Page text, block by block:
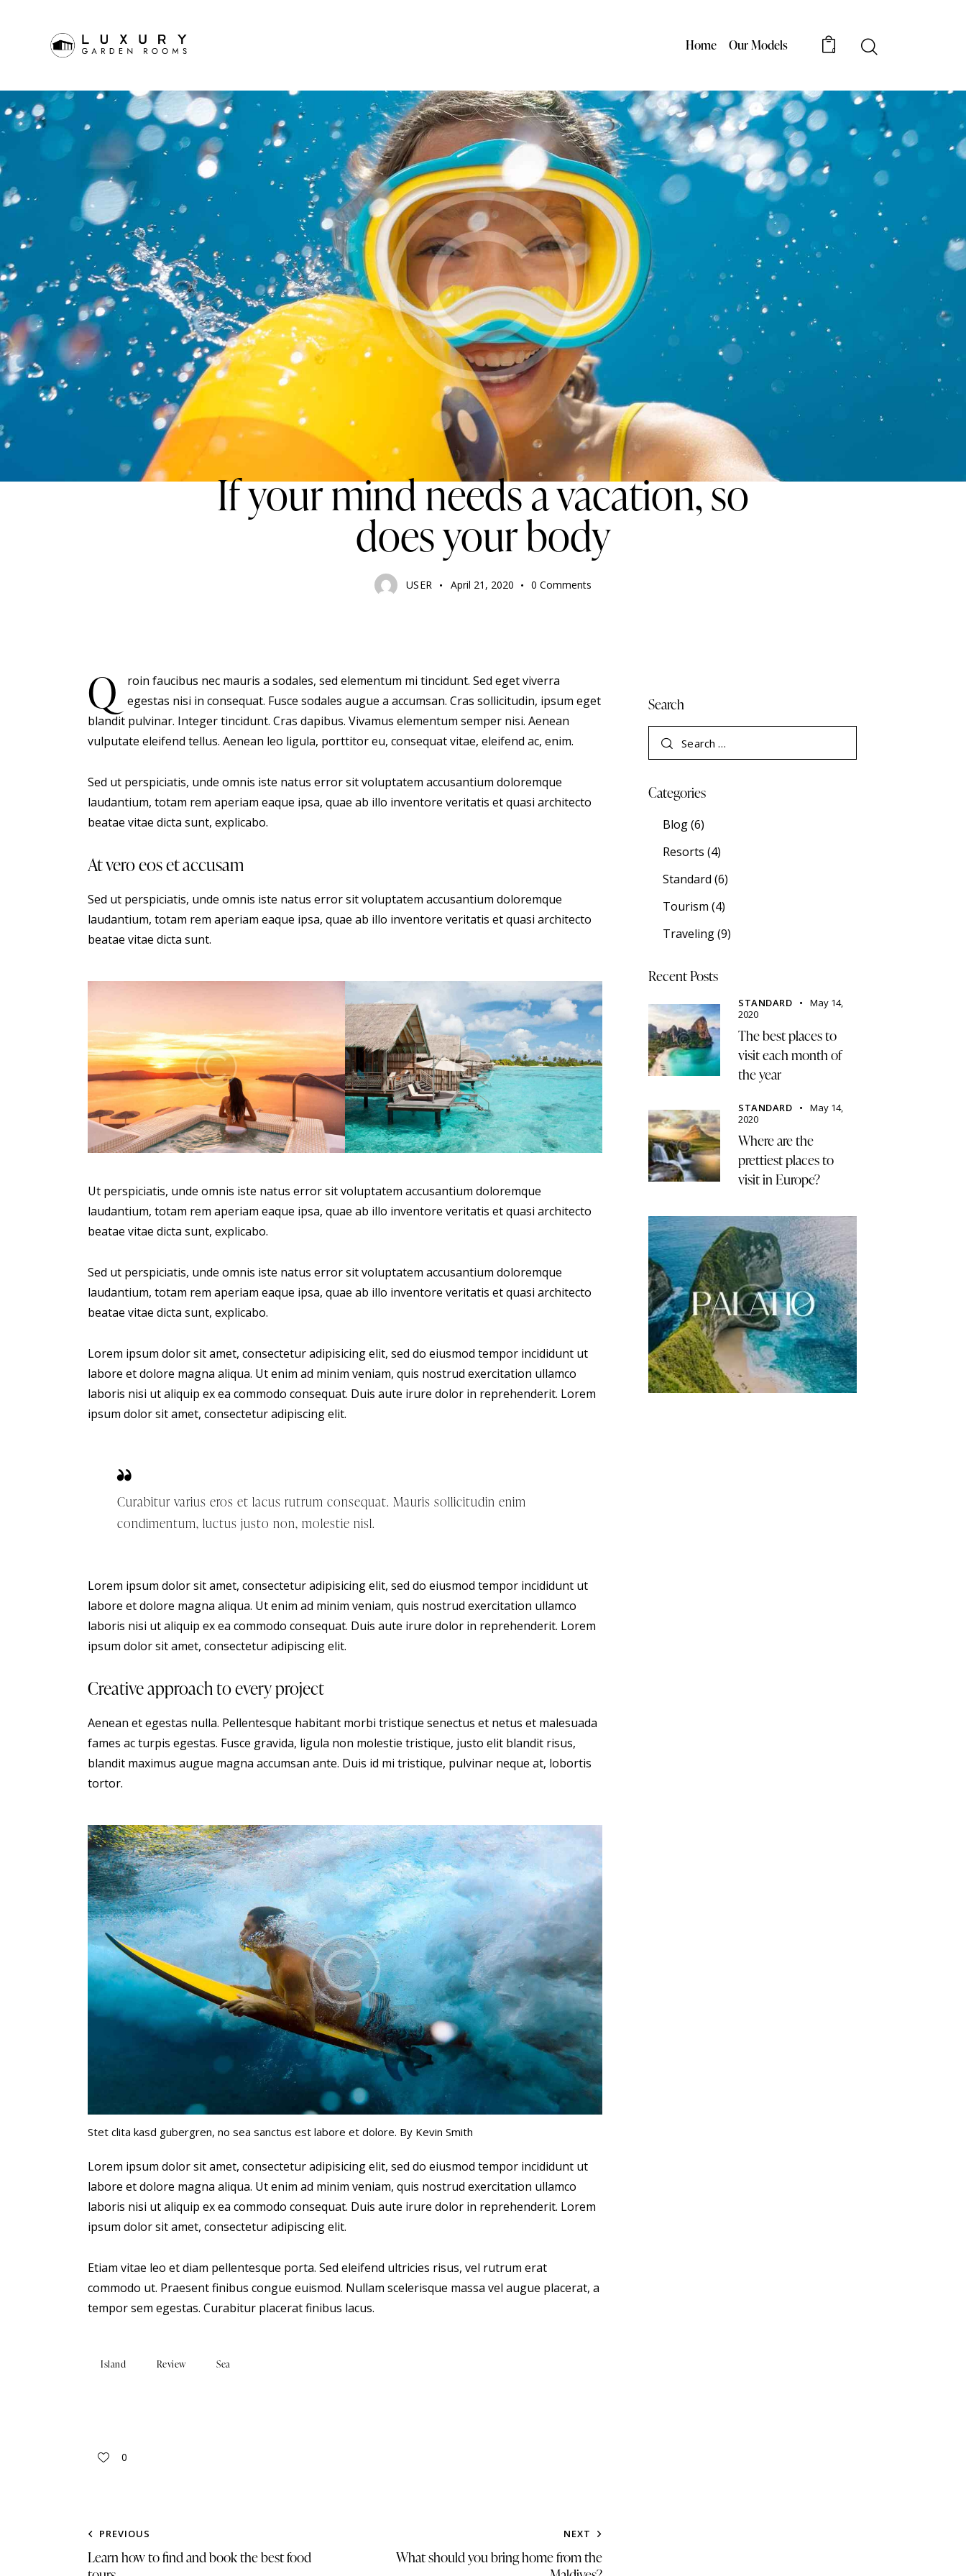
Home Our Models 0
TRAVELING
If your mind needs a vacation, so
does your body
USER April 21, 2020 0 Comments
Q
roin faucibus nec mauris a sodales, sed elementum mi tincidunt. Sed eget viverra
egestas nisi in consequat. Fusce sodales augue a accumsan. Cras sollicitudin, ipsum eget
blandit pulvinar. Integer tincidunt. Cras dapibus. Vivamus elementum semper nisi. Aenean
vulputate eleifend tellus. Aenean leo ligula, porttitor eu, consequat vitae, eleifend ac, enim.
Sed ut perspiciatis, unde omnis iste natus error sit voluptatem accusantium doloremque
laudantium, totam rem aperiam eaque ipsa, quae ab illo inventore veritatis et quasi architecto
beatae vitae dicta sunt, explicabo.
At vero eos et accusam
Sed ut perspiciatis, unde omnis iste natus error sit voluptatem accusantium doloremque
laudantium, totam rem aperiam eaque ipsa, quae ab illo inventore veritatis et quasi architecto
beatae vitae dicta sunt.
Ut perspiciatis, unde omnis iste natus error sit voluptatem accusantium doloremque
laudantium, totam rem aperiam eaque ipsa, quae ab illo inventore veritatis et quasi architecto
beatae vitae dicta sunt, explicabo.
Sed ut perspiciatis, unde omnis iste natus error sit voluptatem accusantium doloremque
laudantium, totam rem aperiam eaque ipsa, quae ab illo inventore veritatis et quasi architecto
beatae vitae dicta sunt, explicabo.
Lorem ipsum dolor sit amet, consectetur adipisicing elit, sed do eiusmod tempor incididunt ut
labore et dolore magna aliqua. Ut enim ad minim veniam, quis nostrud exercitation ullamco
laboris nisi ut aliquip ex ea commodo consequat. Duis aute irure dolor in reprehenderit. Lorem
ipsum dolor sit amet, consectetur adipiscing elit.
Curabitur varius eros et lacus rutrum consequat. Mauris sollicitudin enim
condimentum, luctus justo non, molestie nisl.
Lorem ipsum dolor sit amet, consectetur adipisicing elit, sed do eiusmod tempor incididunt ut
labore et dolore magna aliqua. Ut enim ad minim veniam, quis nostrud exercitation ullamco
laboris nisi ut aliquip ex ea commodo consequat. Duis aute irure dolor in reprehenderit. Lorem
ipsum dolor sit amet, consectetur adipiscing elit.
Creative approach to every project
Aenean et egestas nulla. Pellentesque habitant morbi tristique senectus et netus et malesuada
fames ac turpis egestas. Fusce gravida, ligula non molestie tristique, justo elit blandit risus,
blandit maximus augue magna accumsan ante. Duis id mi tristique, pulvinar neque at, lobortis
tortor.
Stet clita kasd gubergren, no sea sanctus est labore et dolore. By Kevin Smith
Lorem ipsum dolor sit amet, consectetur adipisicing elit, sed do eiusmod tempor incididunt ut
labore et dolore magna aliqua. Ut enim ad minim veniam, quis nostrud exercitation ullamco
laboris nisi ut aliquip ex ea commodo consequat. Duis aute irure dolor in reprehenderit. Lorem
ipsum dolor sit amet, consectetur adipiscing elit.
Etiam vitae leo et diam pellentesque porta. Sed eleifend ultricies risus, vel rutrum erat
commodo ut. Praesent finibus congue euismod. Nullam scelerisque massa vel augue placerat, a
tempor sem egestas. Curabitur placerat finibus lacus.
Island Review Sea
0
PREVIOUS
Learn how to find and book the best food
NEXT
What should you bring home from the
Search
Categories
Blog(6)
Resorts (4)
Standard (6)
Tourism (4)
Traveling(9)
Recent Posts
STANDARD
May 14,
2020
The best places to
visit each month of
the year
STANDARD
May 14,
2020
Where are the
prettiest places to
visit in Europe?